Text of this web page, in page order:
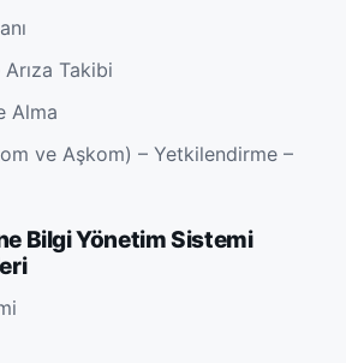
Takibi
Alma
ve Aşkom) – Yetkilendirme –
Bilgi Yönetim Sistemi